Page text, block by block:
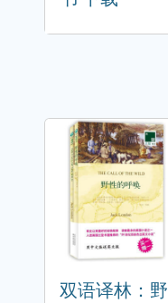
双语译林：野